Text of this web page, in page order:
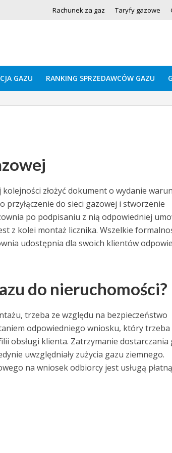
Rachunek za gaz Taryfy gazowe
GAZU RANKING SPRZEDAWCÓW GAZU
złożyć dokument o wydanie
przyłączenie do sieci gazowej i stworzenie
po podpisaniu z nią odpowiedniej
z kolei montaż licznika. Wszelkie
udostępnia dla swoich klientów
do nieruchomości?
trzeba ze względu na bezpieczeństwo
odpowiedniego wniosku, który trzeba
obsługi klienta. Zatrzymanie dostarczania
uwzględniały zużycia gazu ziemnego.
na wniosek odbiorcy jest usługą